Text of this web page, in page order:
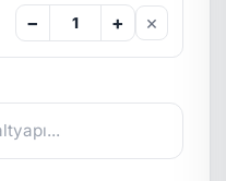
− + ×